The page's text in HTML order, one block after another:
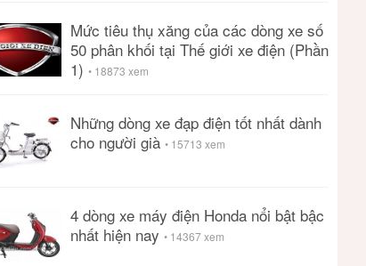
Mức tiêu thụ xăng của các dòng xe số
50 phân khối tại Thế giới xe điện (Phần
1) • 18873 xem
Những dòng xe đạp điện tốt nhất dành
cho người già • 15713 xem
4 dòng xe máy điện Honda nổi bật bậc
nhất hiện nay • 14367 xem